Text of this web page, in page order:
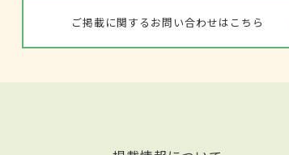
ご掲載に関するお問い合わせはこちら